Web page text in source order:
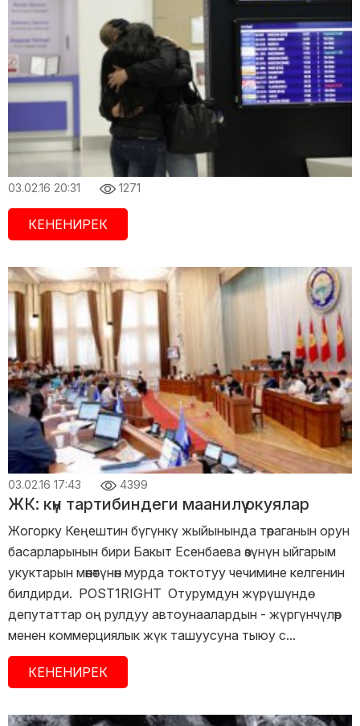
03.02.16 20:31 1271
КЕНЕНИРЕК
03.02.16 17:43 4399
ЖК: күн тартибиндеги маанилүү окуялар
Жогорку Кеңештин бүгүнкү жыйынында төраганын орун
басарларынын бири Бакыт Есенбаева өзүнүн ыйгарым
укуктарын мөөнөтүнөн мурда токтотуу чечимине келгенин
билдирди. POST1RIGHT Отурумдун жүрүшүндө
депутаттар оң рулдуу автоунаалардын - жүргүнчүлөр
менен коммерциялык жүк ташуусуна тыюу с...
КЕНЕНИРЕК